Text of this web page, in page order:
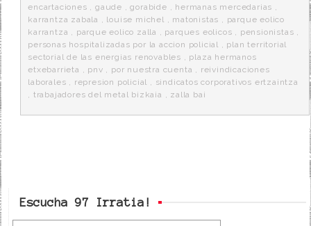
encartaciones ,gaude ,gorabide , hermanas mercedarias ,
karrantza zabala , louise michel , matonistas , parque eolico
karrantza , parque eolico zalla , parques eolicos , pensionistas ,
personas hospitalizadas por la accion policial , plan territorial
sectorial de las energias renovables , plaza hermanos
etxebarrieta , pnv , por nuestra cuenta , reivindicaciones
laborales , represion policial , sindicatos corporativos ertzaintza
, trabajadores del metal bizkaia , zalla bai
Escucha 97 Irratia!